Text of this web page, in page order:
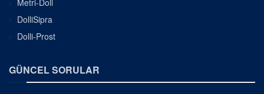
DolliSipra
Dolli-Prost
GÜNCEL SORULAR